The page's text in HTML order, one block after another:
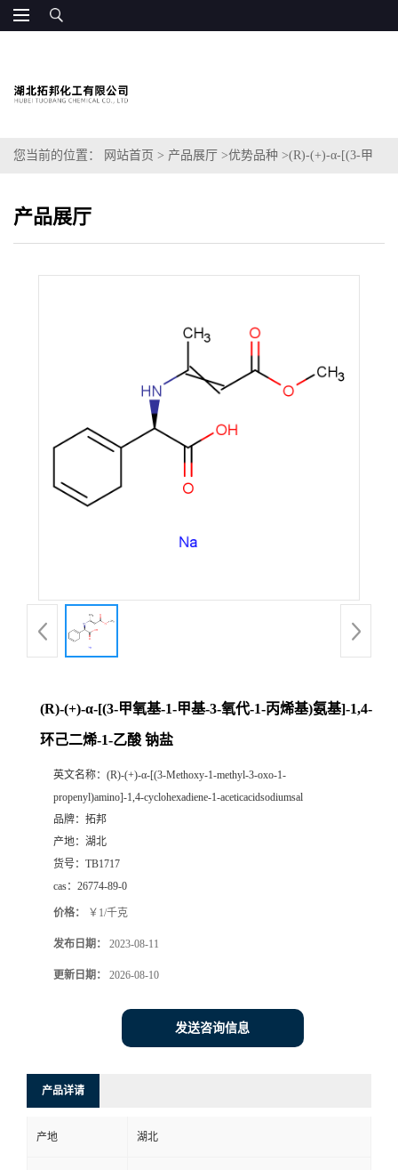
您当前的位置： 网站首页 > 产品展厅 >优势品种 >(R)-(+)-α-[(3-甲
产品展厅
(R)-(+)-α-[(3-甲氧基-1-甲基-3-氧代-1-丙烯基)氨基]-1,4-
环己二烯-1-乙酸 钠盐
英文名称： (R)-(+)-α-[(3-Methoxy-1-methyl-3-oxo-1-
propenyl)amino]-1,4-cyclohexadiene-1-aceticacidsodiumsal
品牌： 拓邦
产地： 湖北
货号： TB1717
cas： 26774-89-0
价格： ￥1/千克
发布日期： 2023-08-11
更新日期： 2026-08-10
发送咨询信息
产品详请
产地 湖北